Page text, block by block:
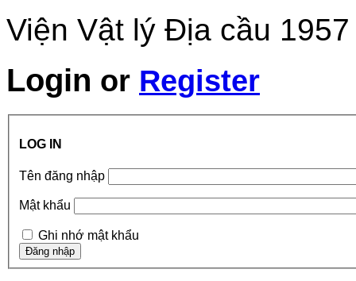
Viện Vật lý Địa cầu
Login or Register
LOG IN
Tên đăng nhập
Mật khẩu
Ghi nhớ mật khẩu